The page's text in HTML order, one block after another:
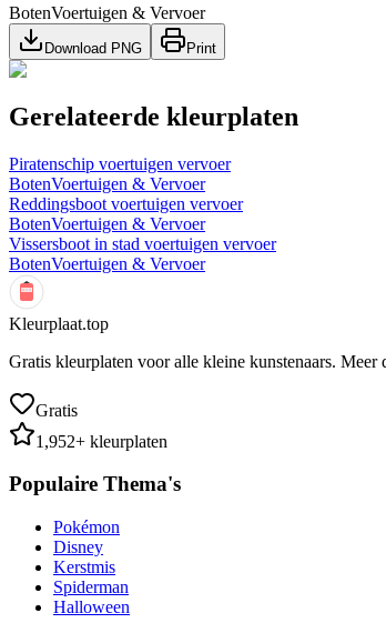
BotenVoertuigen & Vervoer
Download PNG Print
Gerelateerde kleurplaten
Piratenschip voertuigen vervoer
BotenVoertuigen & Vervoer
Reddingsboot voertuigen vervoer
BotenVoertuigen & Vervoer
Vissersboot in stad voertuigen vervoer
BotenVoertuigen & Vervoer
Kleurplaat.top
Gratis kleurplaten voor alle kleine kunstenaars. Meer
Gratis
1,952+ kleurplaten
Populaire Thema's
Pokémon
Disney
Kerstmis
Spiderman
Halloween